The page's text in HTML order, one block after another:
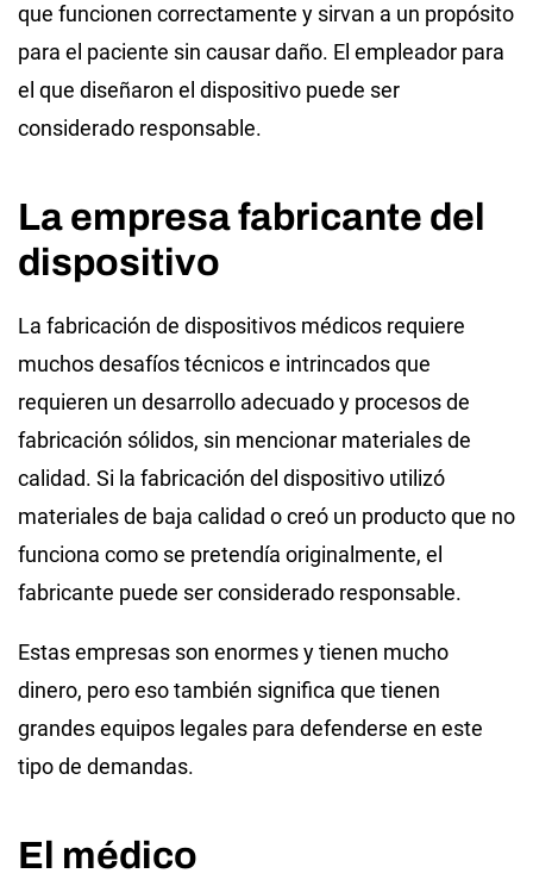
que funcionen correctamente y sirvan a un propósito
para el paciente sin causar daño. El empleador para
el que diseñaron el dispositivo puede ser
considerado responsable.
La empresa fabricante del
dispositivo
La fabricación de dispositivos médicos requiere
muchos desafíos técnicos e intrincados que
requieren un desarrollo adecuado y procesos de
fabricación sólidos, sin mencionar materiales de
calidad. Si la fabricación del dispositivo utilizó
materiales de baja calidad o creó un producto que no
funciona como se pretendía originalmente, el
fabricante puede ser considerado responsable.
Estas empresas son enormes y tienen mucho
dinero, pero eso también significa que tienen
grandes equipos legales para defenderse en este
tipo de demandas.
El médico